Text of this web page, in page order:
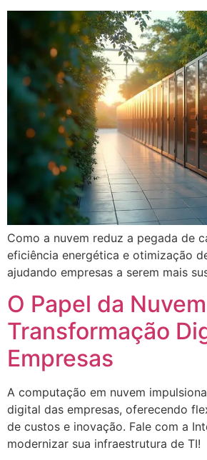
Como a nuvem reduz a pegada de
eficiência energética e otimização
ajudando empresas a serem mais
O Papel da
Transformação
Empresas
A computação em nuvem
digital das empresas, oferecendo
de custos e inovação. Fale com a
modernizar sua infraestrutura de TI!